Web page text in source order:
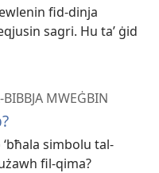
fid-dinja
sagri. Hu taʼ ġid
MWEĠBIN
simbolu tal-
fil-qima?